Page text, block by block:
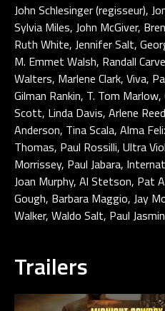
John Schlesinger (regisseur),
Sylvia Miles, John McGiver,
Ruth White, Jennifer Salt,
M. Emmet Walsh, Randall
Walters, Marlene Clark, Viva,
Gilman Rankin, T. Tom
Scott, Linda Davis, Arlene
Anderson, Tina Scala, Alma
Thomas, Paul Rossilli, Ultra
Morrissey, Paul Jabara,
Joan Murphy, Al Stetson, Pat
Gough, Barbara Maggio, Jay
Walker, Waldo Salt, Paul Jasmin
Trailers